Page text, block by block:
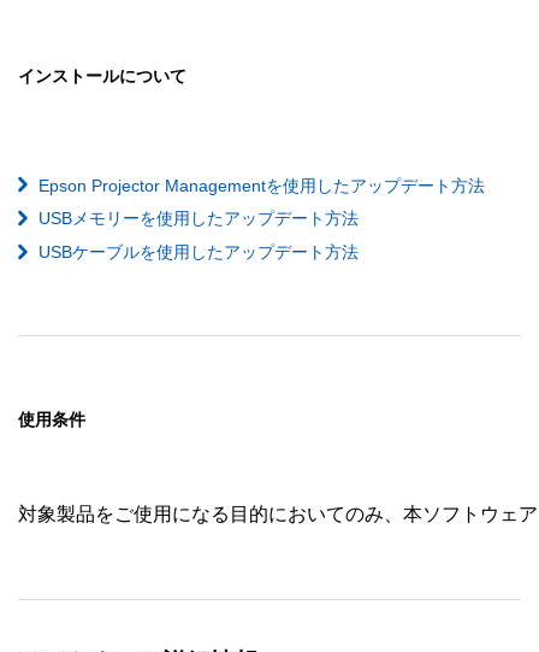
インストールについて
Epson Projector Managementを使用したアップデート方法
USBメモリーを使用したアップデート方法
USBケーブルを使用したアップデート方法
使用条件
対象製品をご使用になる目的においてのみ、本ソフトウェ